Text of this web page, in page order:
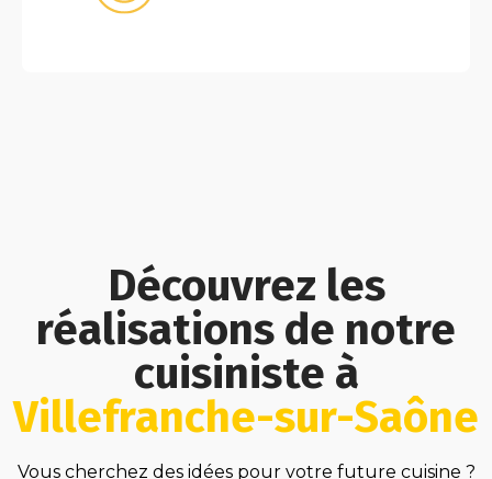
Découvrez les
réalisations de notre
cuisiniste à
Villefranche-sur-Saône
Vous cherchez des idées pour votre future cuisine ?